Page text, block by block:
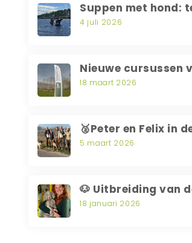
Suppen met hond:
4 juli 2026
Nieuwe cursussen
18 maart 2026
🥈Peter en Felix in
5 maart 2026
🐶 Uitbreiding van
18 januari 2026